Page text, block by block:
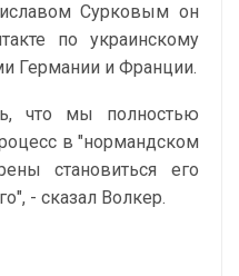
Сурковым он
по украинскому
Германии и Франции.
что мы полностью
в "нормандском
становиться его
- сказал Волкер.